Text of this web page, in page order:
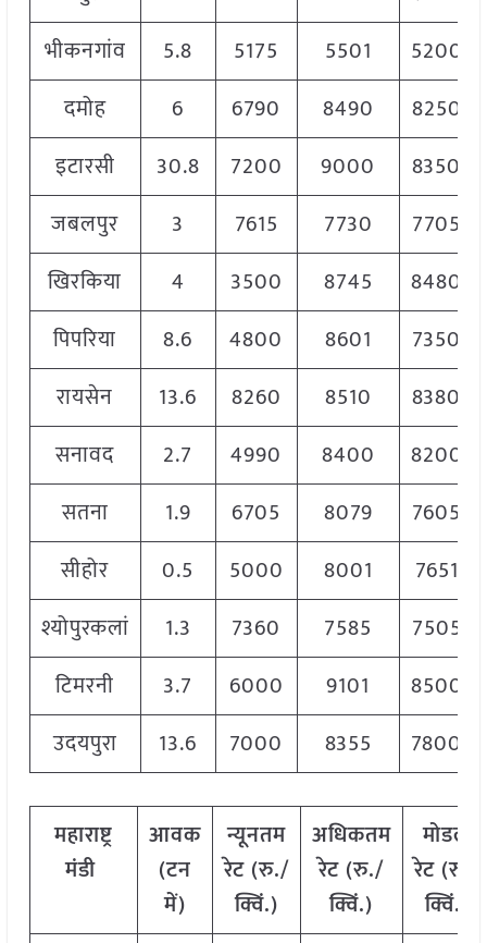
भीकनगांव
5.8 5175 5501
5200
दमोह
6 6790 8490
8250
इटारसी
30.8 7200 9000
8350
जबलपुर
3 7615 7730
7705
खिरकिया
4 3500 8745
8480
पिपरिया
8.6 4800 8601
7350
रायसेन
13.6 8260 8510
8380
सनावद
2.7 4990 8400
8200
सतना
1.9 6705 8079
7605
सीहोर
0.5 5000 8001
7651
श्योपुरकलां
1.3 7360 7585
7505
टिमरनी
3.7 6000 9101
8500
उदयपुरा
13.6 7000 8355 7800
महाराष्ट्र
मंडी
आवक
(टन
में)
न्यूनतम
रेट (रु./
क्विं.)
अधिकतम
रेट (रु./
क्विं.)
मोडल
रेट(रु./
क्विं.)